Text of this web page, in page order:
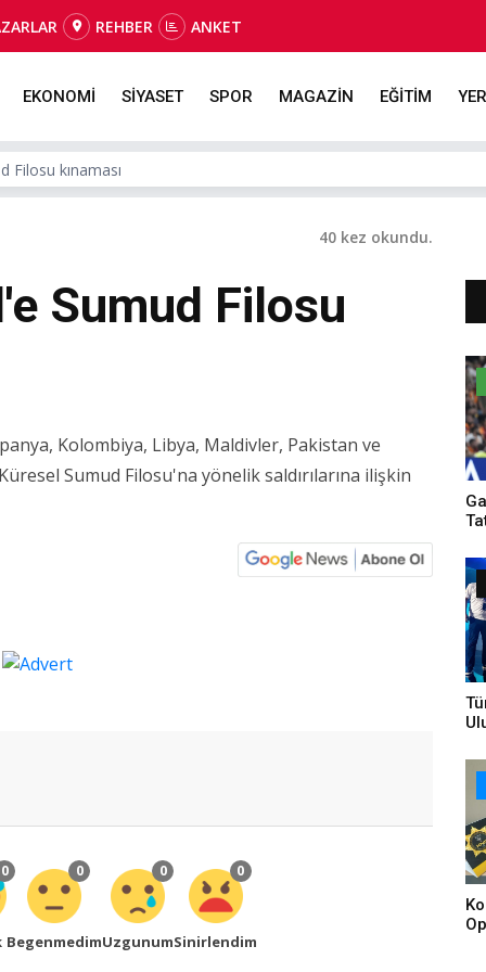
REHBER ANKET
EKONOMİ SİYASET SPOR MAGAZİN EĞİTİM
Filosu kınaması
40 kez okundu.
Sumud Filosu
Kolombiya, Libya, Maldivler, Pakistan ve
Sumud Filosu'na yönelik saldırılarına ilişkin
0 0
Begenmedim
0
Uzgunum
0
Sinirlendim